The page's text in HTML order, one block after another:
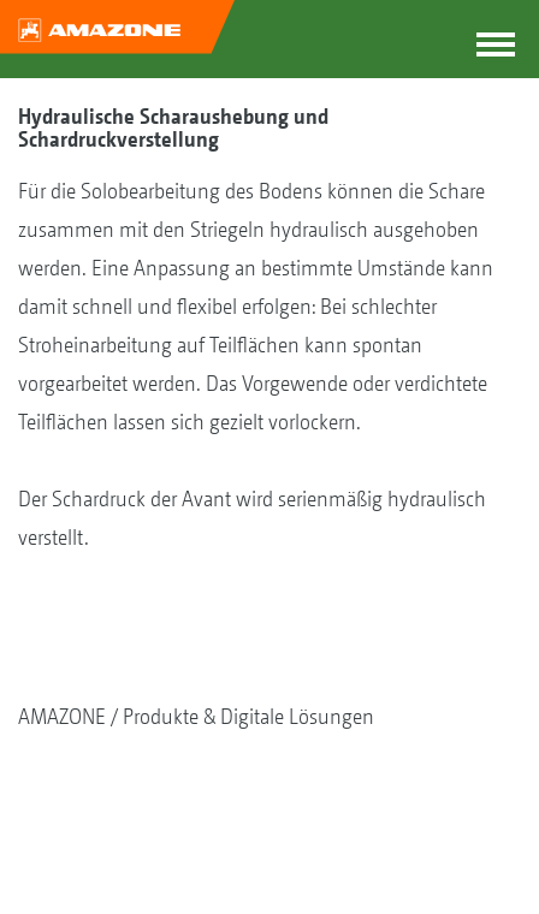
Hydraulische Scharaushebung und
Schardruckverstellung
Für die Solobearbeitung des Bodens können die Schare
zusammen mit den Striegeln hydraulisch ausgehoben
werden. Eine Anpassung an bestimmte Umstände kann
damit schnell und flexibel erfolgen: Bei schlechter
Stroheinarbeitung auf Teilflächen kann spontan
vorgearbeitet werden. Das Vorgewende oder verdichtete
Teilflächen lassen sich gezielt vorlockern.
Der Schardruck der Avant wird serienmäßig hydraulisch
verstellt.
AMAZONE Produkte & Digitale Lösungen